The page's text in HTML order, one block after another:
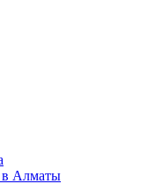
в Алматы